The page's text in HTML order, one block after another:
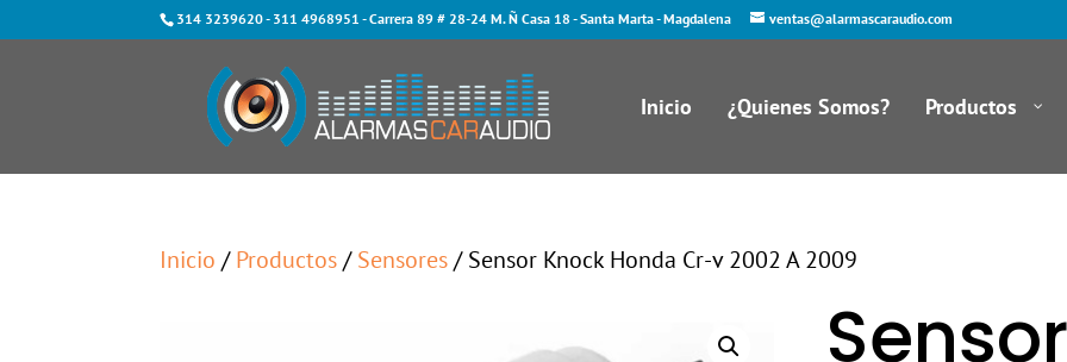
314 3239620- 311 4968951 - Carrera 89 # 28-24 M. Ñ Casa 18 - Santa Marta - Magdalena ventas@alarmascaraudio.com
Inicio ¿Quienes Somos? Productos
Inicio /Productos/Sensores/ Sensor Knock Honda Cr-v 2002 A 2009